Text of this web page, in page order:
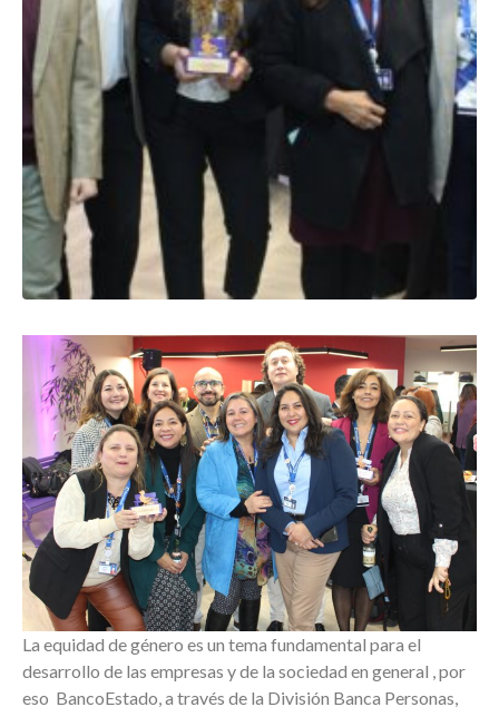
La equidad de género es un tema fundamental para el
desarrollo de las empresas y de la sociedad en general , por
eso BancoEstado, a través de la División Banca Personas,